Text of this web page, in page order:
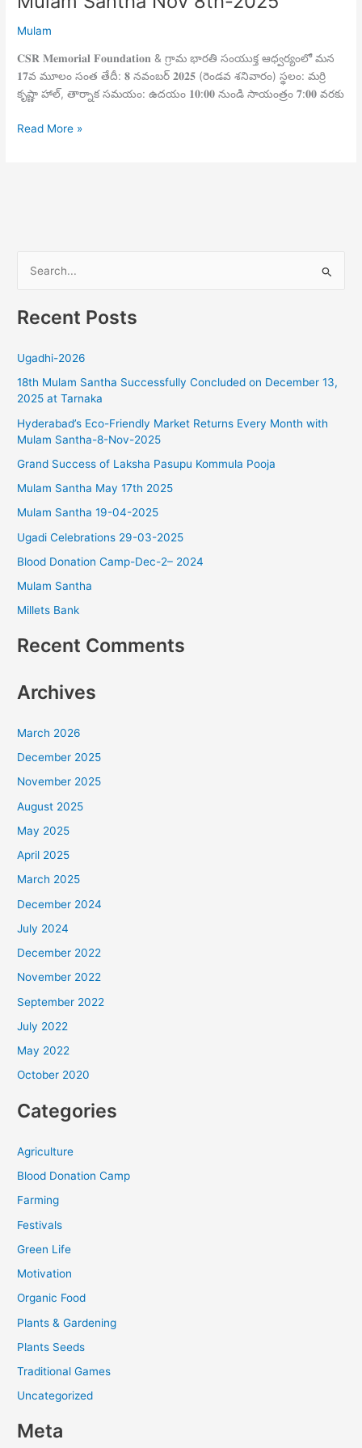
Mulam
𝐂𝐒𝐑 𝐌𝐞𝐦𝐨𝐫𝐢𝐚𝐥 𝐅𝐨𝐮𝐧𝐝𝐚𝐭𝐢𝐨𝐧 & గ్రామ భారతి సంయుక్త ఆధ్వర్యంలో మన
𝟏𝟕వ మూలం సంత తేదీ: 𝟖 నవంబర్ 𝟐𝟎𝟐𝟓 (రెండవ శనివారం) స్థలం: మర్రి
కృష్ణా హాల్, తార్నాక సమయం: ఉదయం 𝟏𝟎:𝟎𝟎 నుండి సాయంత్రం 𝟕:𝟎𝟎 వరకు
Read More »
a
c
h
f
o
:
Recent Posts
Ugadhi-2026
18th Mulam Santha Successfully Concluded on December 13,
2025 at Tarnaka
Hyderabad’s Eco-Friendly Market Returns Every Month with
Mulam Santha-8-Nov-2025
Grand Success of Laksha Pasupu Kommula Pooja
Mulam Santha May 17th 2025
Mulam Santha 19-04-2025
Ugadi Celebrations 29-03-2025
Blood Donation Camp-Dec-2– 2024
Mulam Santha
Millets Bank
Recent Comments
Archives
March 2026
December 2025
November 2025
August 2025
May 2025
April 2025
March 2025
December 2024
July 2024
December 2022
November 2022
September 2022
July 2022
May 2022
October 2020
Categories
Agriculture
Blood Donation Camp
Farming
Festivals
Green Life
Motivation
Organic Food
Plants & Gardening
Plants Seeds
Traditional Games
Uncategorized
Meta